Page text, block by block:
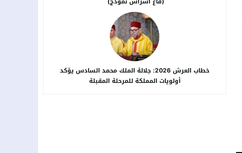
خطاب العرش 2026: جلالة الملك محمد السادس يؤكد
أولويات المملكة للمرحلة المقبلة